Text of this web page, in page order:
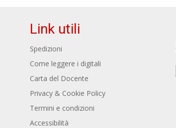
Link utili
Spedizioni
Come leggere i digitali
Carta del Docente
Privacy & Cookie Policy
Termini e condizioni
Accessibilità